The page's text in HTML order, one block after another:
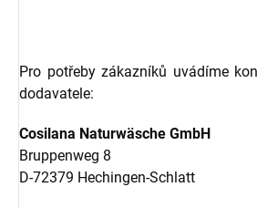
Pro potřeby zákazníků uvádíme
dodavatele:
Cosilana Naturwäsche GmbH
Bruppenweg 8
D-72379 Hechingen-Schlatt